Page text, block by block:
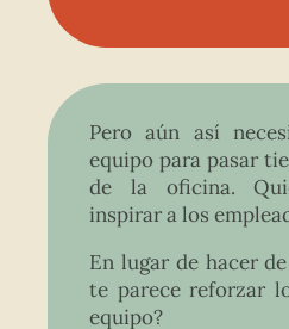
Pero aún así
equipo para pasar
de la oficina.
inspirar a los
En lugar de hacer
te parece reforzar
equipo?